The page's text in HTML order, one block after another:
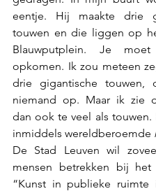
eentje. Hij maakte drie
touwen en die liggen op
Blauwputplein. Je
opkomen. Ik zou meteen
drie gigantische touwen,
niemand op. Maar ik zie
dan ook te veel als touwen.
inmiddels wereldberoemde
De Stad Leuven wil
mensen betrekken bij het
“Kunst in publieke ruimte